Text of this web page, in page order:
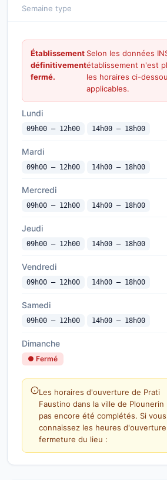
Semaine type
Établissement
définitivement
fermé.
Selon les données
établissement n'est
les horaires ci-
applicables.
Lundi
09h00 — 12h00 14h00 — 18h00
Mardi
09h00 — 12h00 14h00 — 18h00
Mercredi
09h00 — 12h00 14h00 — 18h00
Jeudi
09h00 — 12h00 14h00 — 18h00
Vendredi
09h00 — 12h00 14h00 — 18h00
Samedi
09h00 — 12h00 14h00 — 18h00
Dimanche
● Fermé
Les horaires d'ouverture de Prati
Faustino dans la ville de Plounerin
pas encore été complétés. Si vous
connaissez les heures
fermeture du lieu :